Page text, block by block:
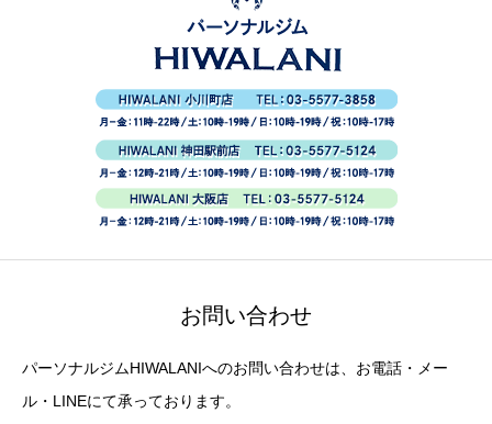
お問い合わせ
パーソナルジムHIWALANIへのお問い合わせは、お電話・メー
ル・LINEにて承っております。